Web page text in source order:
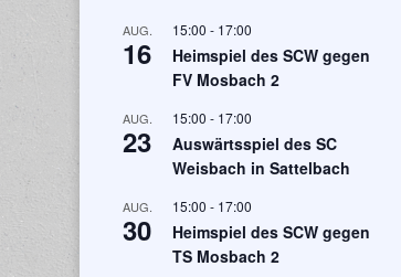
AUG.
16
15:00 - 17:00
Heimspiel des SCW gegen
FV Mosbach 2
AUG.
23
15:00 - 17:00
Auswärtsspiel des SC
Weisbach in Sattelbach
AUG.
30
15:00 - 17:00
Heimspiel des SCW gegen
TS Mosbach 2